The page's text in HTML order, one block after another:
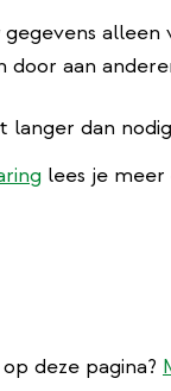
alleen
door aan
langer dan
lees je
deze pagina?